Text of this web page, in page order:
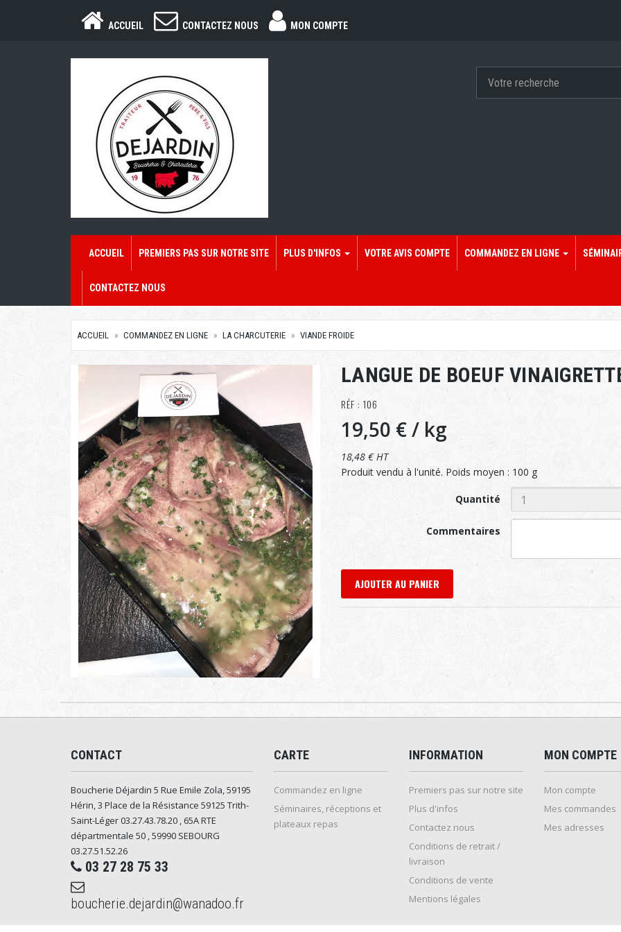
ACCUEIL CONTACTEZ NOUS MON COMPTE
ACCUEIL PREMIERS PAS SUR NOTRE SITE PLUS D'INFOS VOTRE AVIS COMPTE COMMANDEZ EN LIGNE
CONTACTEZ NOUS
ACCUEIL COMMANDEZ EN LIGNE LA CHARCUTERIE VIANDE FROIDE
LANGUE DE BOEUF
RÉF : 106
19,50 €/ kg
18,48 € HT
Produit vendu à l'unité. Poids moyen : 100 g
Quantité
Commentaires
AJOUTER AU PANIER
CONTACT
Boucherie Déjardin 5 Rue Emile Zola, 59195
Hérin, 3 Place de la Résistance 59125 Trith-
Saint-Léger 03.27.43.78.20 , 65A RTE
départmentale 50 , 59990 SEBOURG
03.27.51.52.26
03 27 28 75 33
boucherie.dejardin@wanadoo.fr
CARTE
Commandez en ligne
Séminaires, réceptions et
plateaux repas
INFORMATION
Premiers pas sur notre site
Plus d'infos
Contactez nous
Conditions de retrait /
livraison
Conditions de vente
Mentions légales
MON COMPTE
Mon compte
Mes commandes
Mes adresses